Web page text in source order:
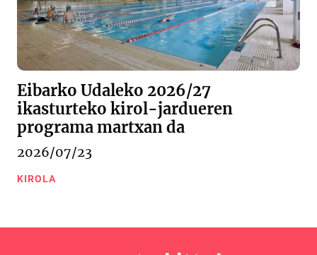
Eibarko Udaleko 2026/27
ikasturteko kirol-jardueren
programa martxan da
2026/07/23
KIROLA